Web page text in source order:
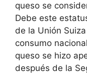
queso se
Debe este
de la Unión
consumo
queso se hizo
después de la